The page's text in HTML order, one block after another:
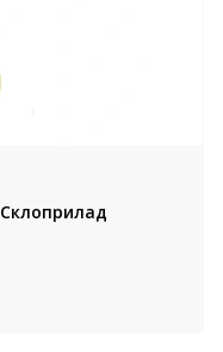
Склоприлад